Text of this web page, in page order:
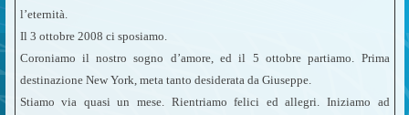
l’eternità.
Il 3 ottobre 2008 ci sposiamo.
Coroniamo il nostro sogno d’amore, ed il 5 ottobre partiamo. Prima
destinazione New York, meta tanto desiderata da Giuseppe.
Stiamo via quasi un mese. Rientriamo felici ed allegri. Iniziamo ad